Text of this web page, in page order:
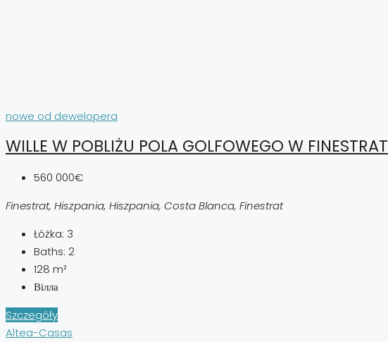
nowe od dewelopera
WILLE W POBLIŻU POLA GOLFOWEGO W FINESTRAT
560 000€
Finestrat, Hiszpania, Hiszpania, Costa Blanca, Finestrat
Łóżka: 3
Baths: 2
128 m²
Вілла
Szczegóły
Altea-Casas